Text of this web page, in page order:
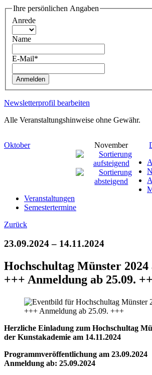
Ihre persönlichen Angaben
Anrede
Name
E-Mail*
Anmelden
Newsletterprofil bearbeiten
Alle Veranstaltungshinweise ohne Gewähr.
Oktober November
Veranstaltungen
Semestertermine
Zurück
23.09.2024 – 14.11.2024
Hochschultag Münster 2024
+++ Anmeldung ab 25.09.
Herzliche Einladung zum Hochschultag
der Kunstakademie am 14.11.2024
Programmveröffentlichung am 23.09.2024
Anmeldung ab: 25.09.2024